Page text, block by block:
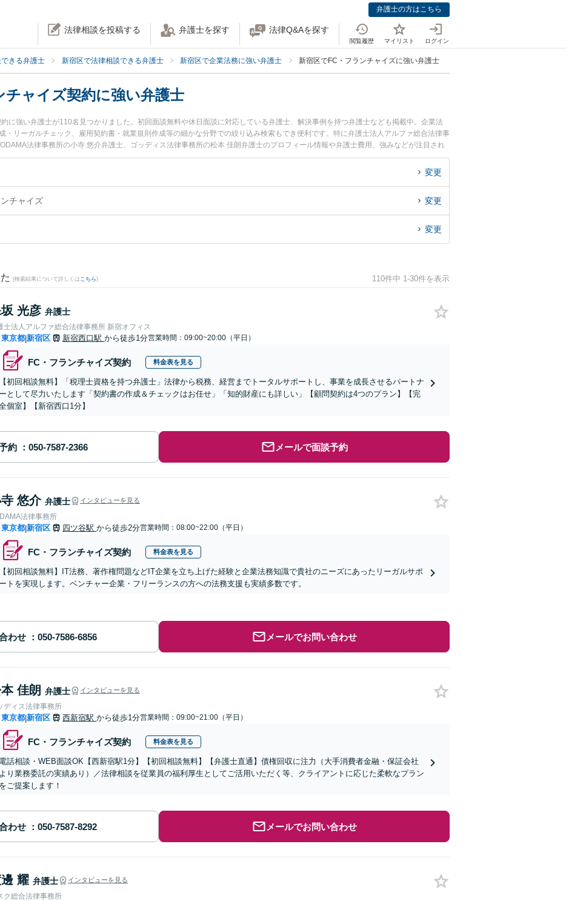
弁護士の方はこちら
法律相談を投稿する 弁護士を探す 法律Q&Aを探す
閲覧履歴 マイリスト ログイン
きる弁護士 新宿区で法律相談できる弁護士 新宿区で企業法務に強い弁護士 新宿区でFC・フランチャイズに強い弁護士
チャイズ契約に強い弁護士
に強い弁護士が110名見つかりました。初回面談無料や休日面談に対応している弁護士、解決事例を持つ弁護士なども掲載中。企業法
・リーガルチェック、雇用契約書・就業規則作成等の細かな分野での絞り込み検索もでき便利です。特に弁護士法人アルファ総合法律事
法律事務所の小寺 悠介弁護士、ゴッディス法律事務所の松本 佳朗弁護士のプロフィール情報や弁護士費用、強みなどが注目され
たFC・フランチャイズ契約のトラブルを今すぐに弁護士に相談したい』『FC・フランチャイズ契約のトラブル解決の実績豊富な近くの
・フランチャイズ契約を法律相談できる新宿区内の弁護士に相談予約したい』などでお困りの相談者さんにおすすめです。
変更
チャイズ 変更
変更
(検索結果について詳しくは こちら) 110件中 1-30件を表示
光彦 弁護士
士法人アルファ総合法律事務所 新宿オフィス
東京都|新宿区 新宿西口駅 から徒歩1分営業時間：09:00~20:00（平日）
FC・フランチャイズ契約 料金表を見る
【初回相談無料】「税理士資格を持つ弁護士」法律から税務、経営までトータルサポートし、事業を成長させるパートナ
ーとして尽力いたします「契約書の作成＆チェックはお任せ」「知的財産にも詳しい」【顧問契約は4つのプラン】【完
個室】【新宿西口1分】
約 メールで面談予約
悠介 弁護士 インタビューを見る
法律事務所
東京都|新宿区 四ツ谷駅 から徒歩2分営業時間：08:00~22:00（平日）
FC・フランチャイズ契約 料金表を見る
【初回相談無料】IT法務、著作権問題などIT企業を立ち上げた経験と企業法務知識で貴社のニーズにあったリーガルサポ
ートを実現します。ベンチャー企業・フリーランスの方への法務支援も実績多数です。
わせ メールでお問い合わせ
佳朗 弁護士 インタビューを見る
ディス法律事務所
東京都|新宿区 西新宿駅 から徒歩1分営業時間：09:00~21:00（平日）
FC・フランチャイズ契約 料金表を見る
電話相談・WEB面談OK【西新宿駅1分】【初回相談無料】【弁護士直通】債権回収に注力（大手消費者金融・保証会社
より業務委託の実績あり）／法律相談を従業員の福利厚生としてご活用いただく等、クライアントに応じた柔軟なプラン
をご提案します！
わせ メールでお問い合わせ
耀 弁護士 インタビューを見る
ク総合法律事務所